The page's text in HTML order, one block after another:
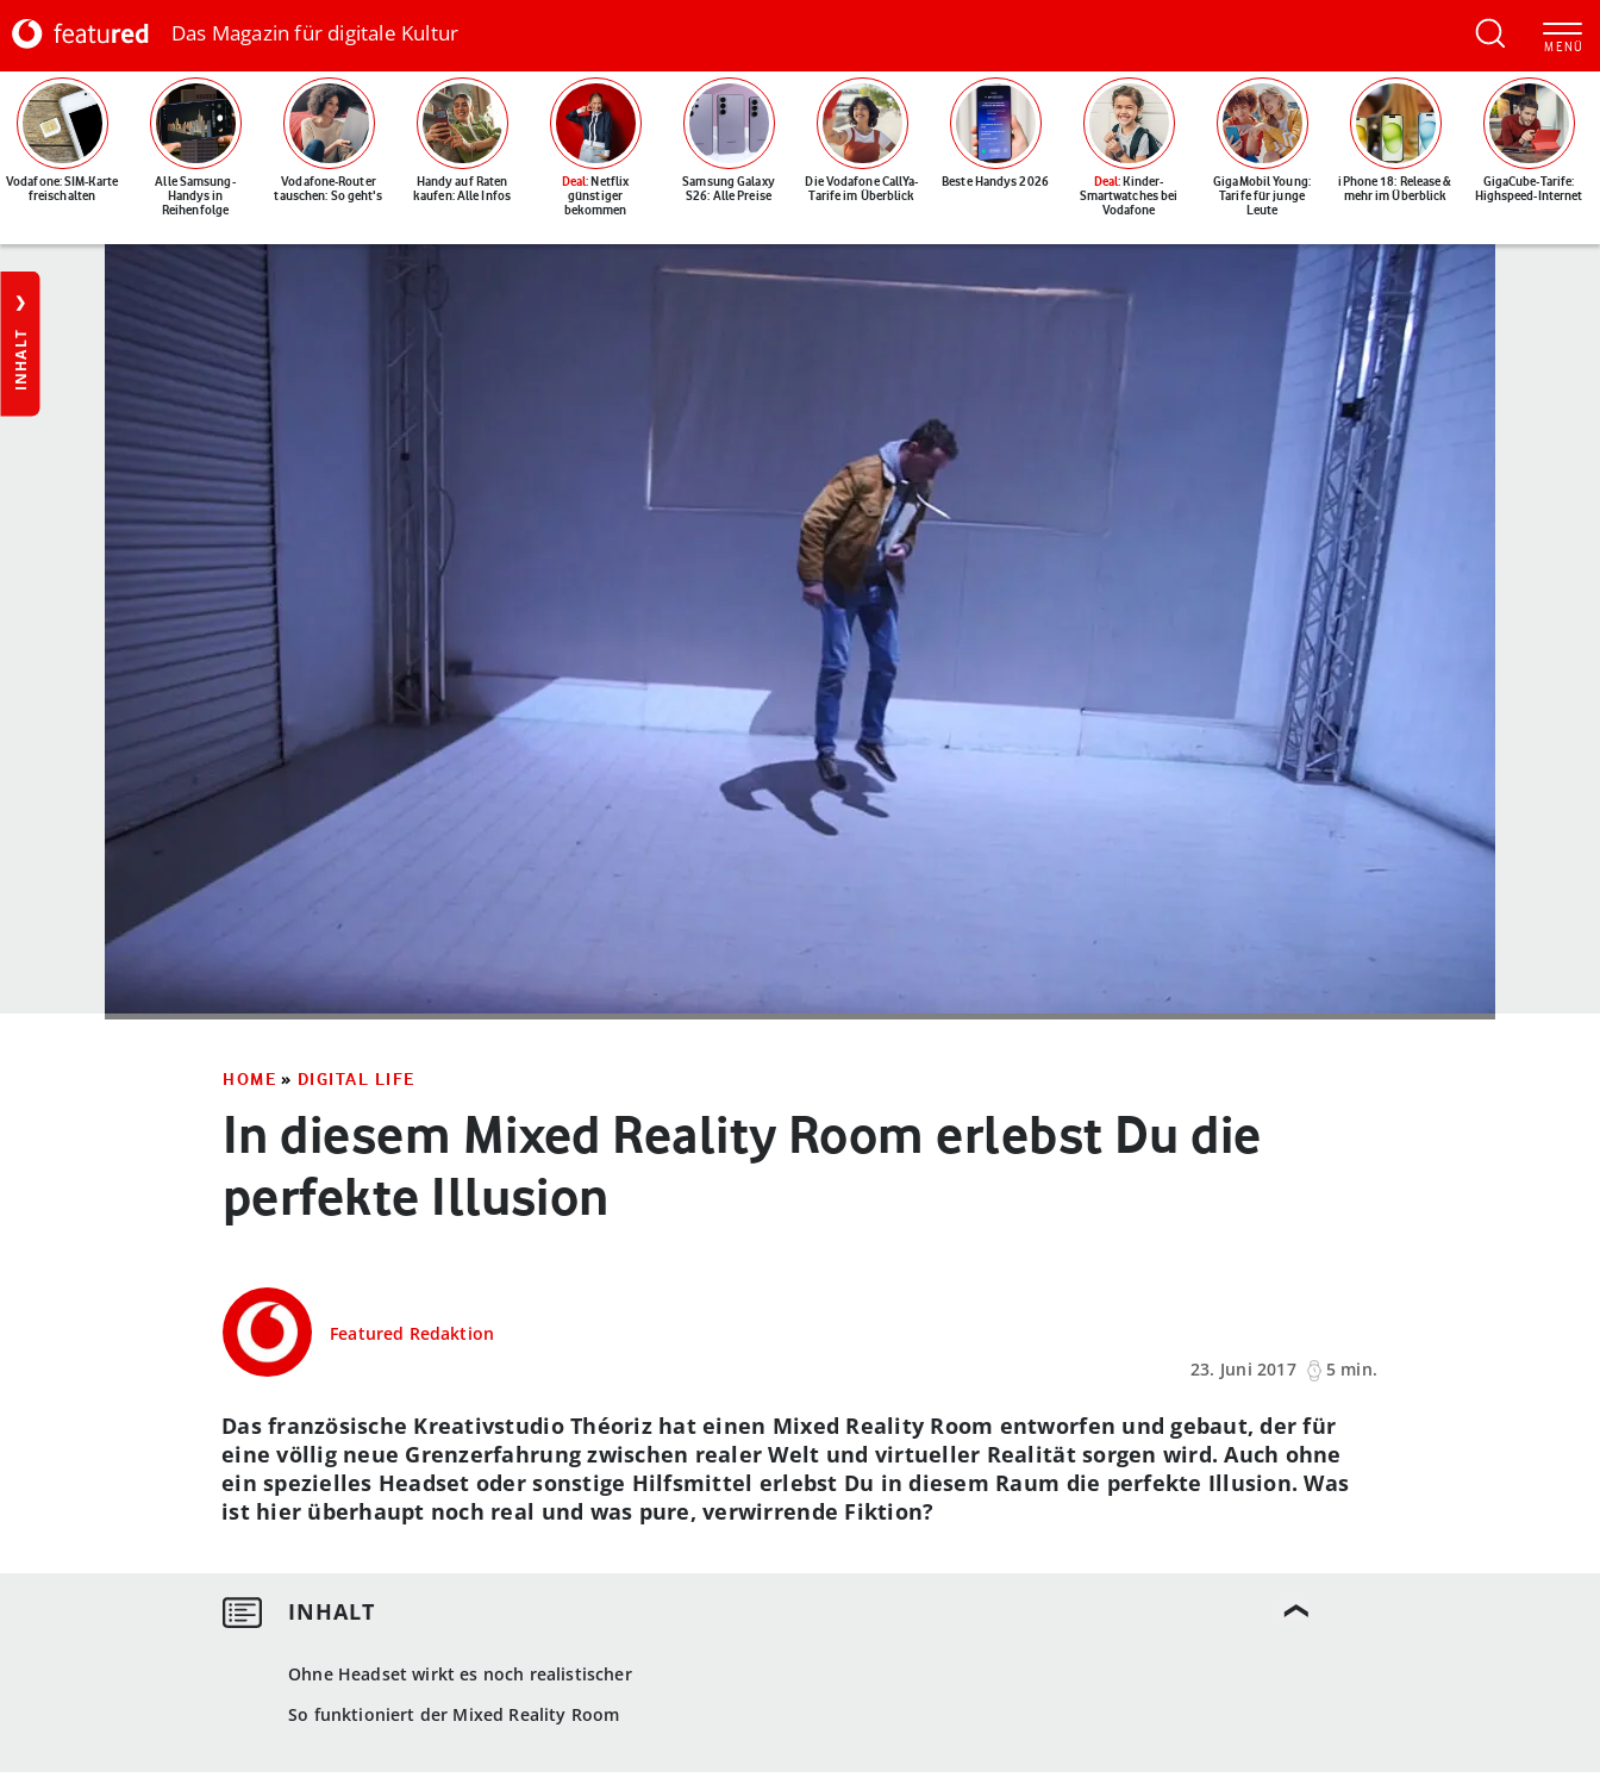
Das Magazin für digitale Kultur
Vodafone: SIM-Karte
freischalten
Alle Samsung-
Handys in
Reihenfolge
Vodafone-Router
tauschen: So geht's
Handy auf Raten
kaufen: Alle Infos
Deal: Netflix
günstiger
bekommen
Samsung Galaxy
S26: Alle Preise
Die Vodafone CallYa-
Tarife im Überblick
Beste Handys 2026 Deal: Kinder-
Smartwatches bei
Vodafone
GigaMobil Young:
Tarife für junge
Leute
iPhone 18: Release &
mehr im Überblick
GigaCube-Tarife:
Highspeed-Internet
INHALT
HOME » DIGITAL LIFE
In diesem Mixed Reality Room erlebst Du die
perfekte Illusion
Featured Redaktion
23. Juni 2017
5 min.
Ohne Headset wirkt es noch realistischer
So funktioniert der Mixed Reality Room
Das französische Kreativstudio Théoriz hat einen Mixed Reality Room entworfen und gebaut, der für
eine völlig neue Grenzerfahrung zwischen realer Welt und virtueller Realität sorgen wird. Auch ohne
ein spezielles Headset oder sonstige Hilfsmittel erlebst Du in diesem Raum die perfekte Illusion. Was
ist hier überhaupt noch real und was pure, verwirrende Fiktion?